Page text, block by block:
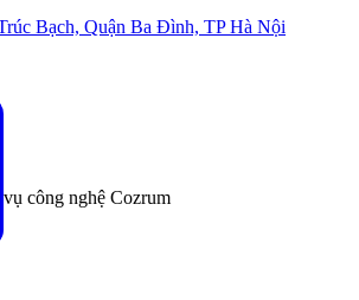
Bạch, Quận Ba Đình, TP Hà Nội
công nghệ Cozrum